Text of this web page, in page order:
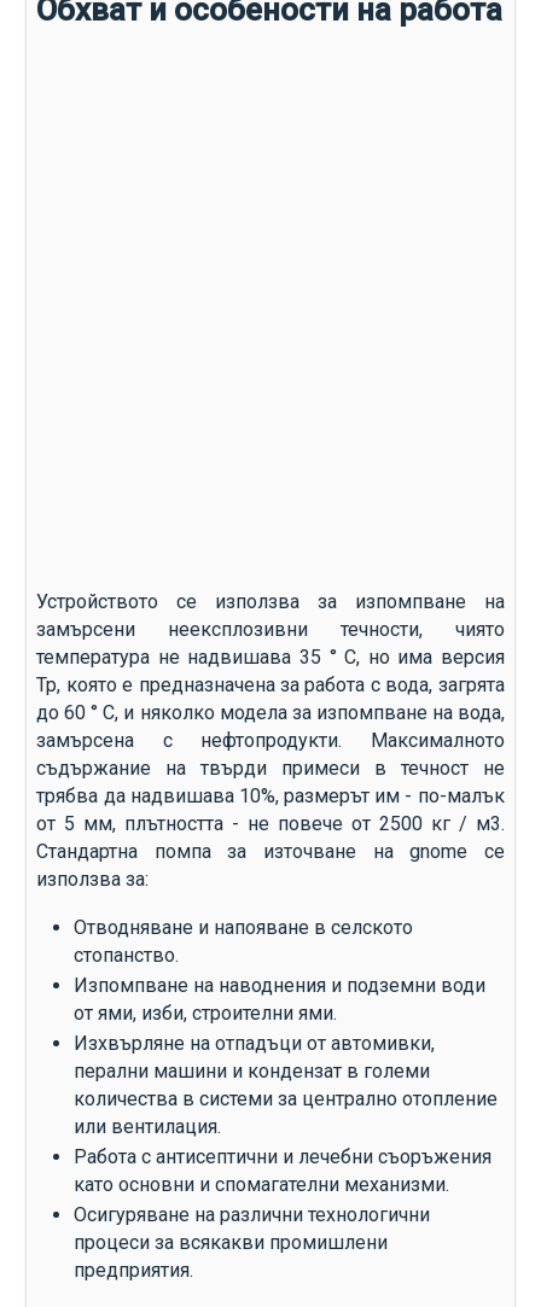
Обхват и особености на работа
Устройството се използва за изпомпване на
замърсени неексплозивни течности, чиято
температура не надвишава 35 ° C, но има версия
Tp, която е предназначена за работа с вода, загрята
до 60 ° C, и няколко модела за изпомпване на вода,
замърсена с нефтопродукти. Максималното
съдържание на твърди примеси в течност не
трябва да надвишава 10%, размерът им - по-малък
от 5 мм, плътността - не повече от 2500 кг / м3.
Стандартна помпа за източване на gnome се
използва за:
Отводняване и напояване в селското
стопанство.
Изпомпване на наводнения и подземни води
от ями, изби, строителни ями.
Изхвърляне на отпадъци от автомивки,
перални машини и кондензат в големи
количества в системи за централно отопление
или вентилация.
Работа с антисептични и лечебни съоръжения
като основни и спомагателни механизми.
Осигуряване на различни технологични
процеси за всякакви промишлени
предприятия.